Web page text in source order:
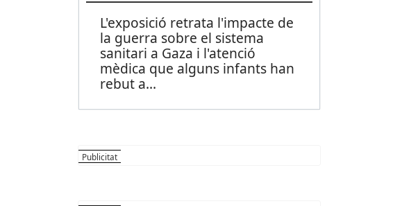
L'exposició retrata l'impacte de
la guerra sobre el sistema
sanitari a Gaza i l'atenció
mèdica que alguns infants han
rebut a...